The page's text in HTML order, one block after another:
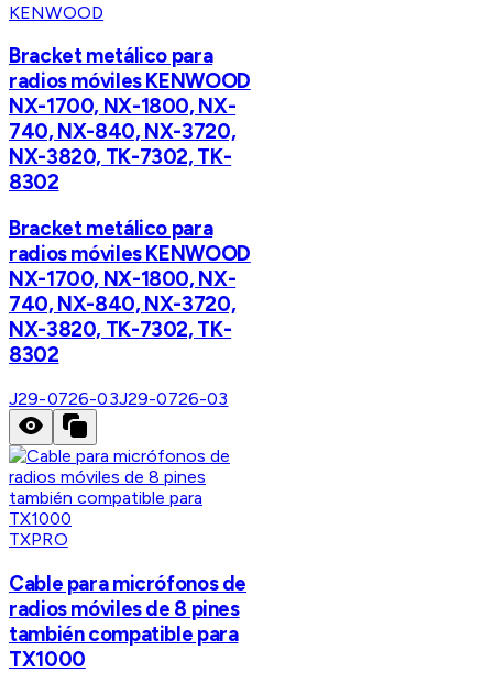
KENWOOD
Bracket metálico para
radios móviles KENWOOD
NX-1700, NX-1800, NX-
740, NX-840, NX-3720,
NX-3820, TK-7302, TK-
8302
Bracket metálico para
radios móviles KENWOOD
NX-1700, NX-1800, NX-
740, NX-840, NX-3720,
NX-3820, TK-7302, TK-
8302
J29-0726-03J29-0726-03
TXPRO
Cable para micrófonos de
radios móviles de 8 pines
también compatible para
TX1000